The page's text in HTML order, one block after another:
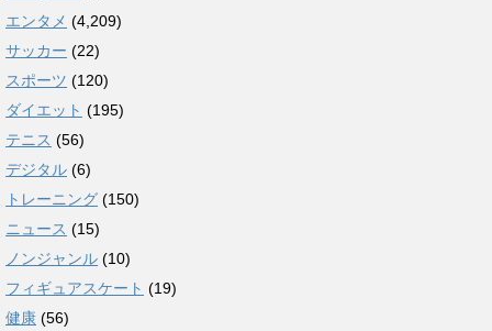
エンタメ (4,209)
サッカー (22)
スポーツ (120)
ダイエット (195)
テニス (56)
デジタル (6)
トレーニング (150)
ニュース (15)
ノンジャンル (10)
フィギュアスケート (19)
健康 (56)